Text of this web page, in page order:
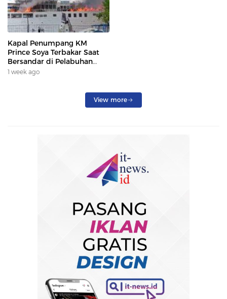
Kapal Penumpang KM
Prince Soya Terbakar Saat
Bersandar di Pelabuhan
Samarinda, Keberangkatan
1 week ago
View more